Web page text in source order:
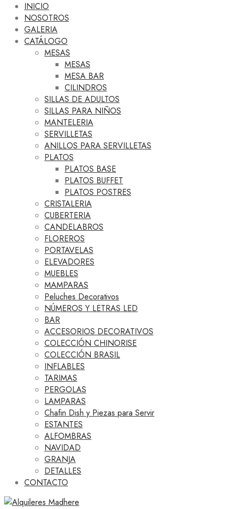
INICIO
NOSOTROS
GALERIA
CATÁLOGO
MESAS
MESAS
MESA BAR
CILINDROS
SILLAS DE ADULTOS
SILLAS PARA NIÑOS
MANTELERIA
SERVILLETAS
ANILLOS PARA SERVILLETAS
PLATOS
PLATOS BASE
PLATOS BUFFET
PLATOS POSTRES
CRISTALERIA
CUBERTERIA
CANDELABROS
FLOREROS
PORTAVELAS
ELEVADORES
MUEBLES
MAMPARAS
Peluches Decorativos
NÚMEROS Y LETRAS LED
BAR
ACCESORIOS DECORATIVOS
COLECCIÓN CHINORISE
COLECCIÓN BRASIL
INFLABLES
TARIMAS
PERGOLAS
LAMPARAS
Chafin Dish y Piezas para Servir
ESTANTES
ALFOMBRAS
NAVIDAD
GRANJA
DETALLES
CONTACTO